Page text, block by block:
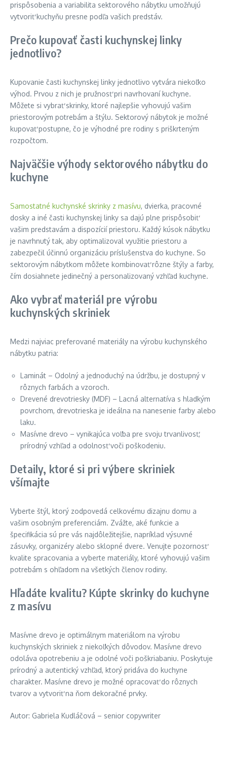
prispôsobenia a variabilita sektorového nábytku umožňujú
vytvoriť kuchyňu presne podľa vašich predstáv.
Prečo kupovať časti kuchynskej linky
jednotlivo?
Kupovanie časti kuchynskej linky jednotlivo vytvára niekoľko
výhod. Prvou z nich je pružnosť pri navrhovaní kuchyne.
Môžete si vybrať skrinky, ktoré najlepšie vyhovujú vašim
priestorovým potrebám a štýlu. Sektorový nábytok je možné
kupovať postupne, čo je výhodné pre rodiny s priškrteným
rozpočtom.
Najväčšie výhody sektorového nábytku do
kuchyne
Samostatné kuchynské skrinky z masívu, dvierka, pracovné
dosky a iné časti kuchynskej linky sa dajú plne prispôsobiť
vašim predstavám a dispozícií priestoru. Každý kúsok nábytku
je navrhnutý tak, aby optimalizoval využitie priestoru a
zabezpečil účinnú organizáciu príslušenstva do kuchyne. So
sektorovým nábytkom môžete kombinovať rôzne štýly a farby,
čím dosiahnete jedinečný a personalizovaný vzhľad kuchyne.
Ako vybrať materiál pre výrobu
kuchynských skriniek
Medzi najviac preferované materiály na výrobu kuchynského
nábytku patria:
Laminát – Odolný a jednoduchý na údržbu, je dostupný v
rôznych farbách a vzoroch.
Drevené drevotriesky (MDF) – Lacná alternatíva s hladkým
povrchom, drevotrieska je ideálna na nanesenie farby alebo
laku.
Masívne drevo – vynikajúca voľba pre svoju trvanlivosť,
prírodný vzhľad a odolnosť voči poškodeniu.
Detaily, ktoré si pri výbere skriniek
všímajte
Vyberte štýl, ktorý zodpovedá celkovému dizajnu domu a
vašim osobným preferenciám. Zvážte, aké funkcie a
špecifikácia sú pre vás najdôležitejšie, napríklad výsuvné
zásuvky, organizéry alebo sklopné dvere. Venujte pozornosť
kvalite spracovania a vyberte materiály, ktoré vyhovujú vašim
potrebám s ohľadom na všetkých členov rodiny.
Hľadáte kvalitu? Kúpte skrinky do kuchyne
z masívu
Masívne drevo je optimálnym materiálom na výrobu
kuchynských skriniek z niekoľkých dôvodov. Masívne drevo
odoláva opotrebeniu a je odolné voči poškriabaniu. Poskytuje
prírodný a autentický vzhľad, ktorý pridáva do kuchyne
charakter. Masívne drevo je možné opracovať do rôznych
tvarov a vytvoriť na ňom dekoračné prvky.
Autor: Gabriela Kudláčová – senior copywriter